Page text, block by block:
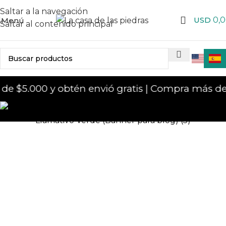
Saltar a la navegación
Saltar al contenido principal
Menú USD
$5.000 y obtén envió gratis | Compra más